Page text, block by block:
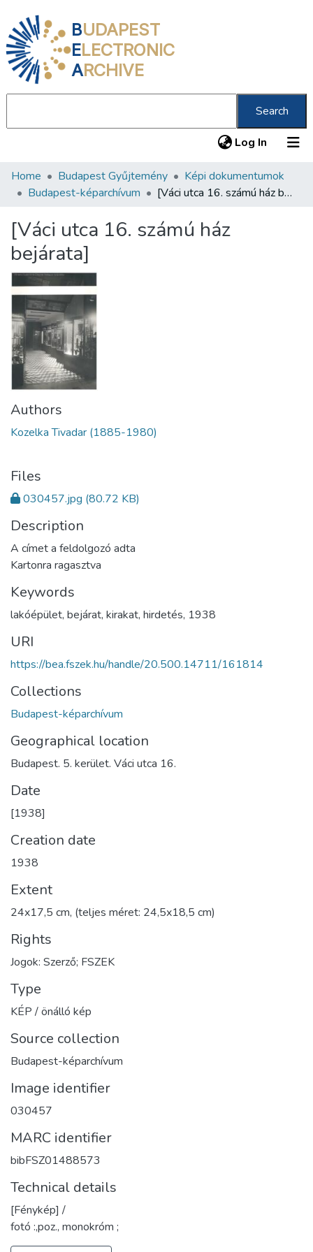
BUDAPEST
ELECTRONIC
ARCHIVE
Search
Log In (current)
Communities & Collections
Statistics
About us
Home Budapest Gyűjtemény
Képi dokumentumok
Budapest-képarchívum
[Váci utca 16. számú ház bejárata]
[Váci utca 16. számú ház
bejárata]
Authors
Kozelka Tivadar (1885-1980)
Files
030457.jpg (80.72 KB)
Description
A címet a feldolgozó adta
Kartonra ragasztva
Keywords
lakóépület, bejárat, kirakat, hirdetés, 1938
URI
https://bea.fszek.hu/handle/20.500.14711/161814
Collections
Budapest-képarchívum
Geographical location
Budapest. 5. kerület. Váci utca 16.
Date
[1938]
Creation date
1938
Extent
24x17,5 cm, (teljes méret: 24,5x18,5 cm)
Rights
Jogok: Szerző; FSZEK
Type
KÉP / önálló kép
Source collection
Budapest-képarchívum
Image identifier
030457
MARC identifier
bibFSZ01488573
Technical details
[Fénykép] /
fotó :,poz., monokróm ;